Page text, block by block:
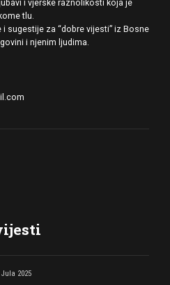
i vjerske raznolikosti koja je
tlu.
sugestije za “dobre vijesti” iz Bosne
i njenim ljudima.
Jula 2025